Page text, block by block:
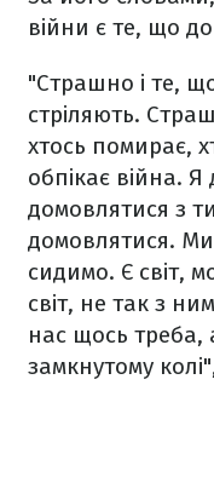
війни є те, що
"Страшно і те,
стріляють.
хтось помирає,
обпікає війна.
домовлятися з
домовлятися. Ми
сидимо. Є світ,
світ, не так з
нас щось треба,
замкнутому